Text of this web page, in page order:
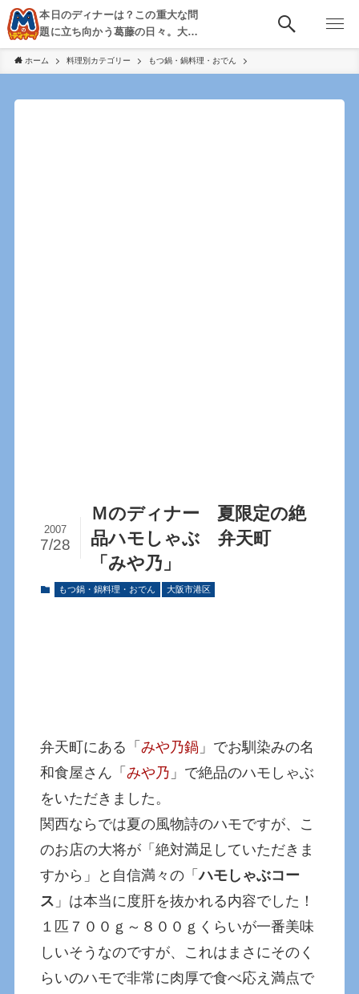
本日のディナーは？この重大な問
題に立ち向かう葛藤の日々。大
阪・京都・神戸を中心とした食べ
歩き、飲み歩きを綴る。
ホーム 料理別カテゴリー もつ鍋・鍋料理・おでん
Ｍのディナー 夏限定の絶
品ハモしゃぶ 弁天町
「みや乃」
2007
7/28
もつ鍋・鍋料理・おでん 大阪市港区
弁天町にある「みや乃鍋 」でお馴染みの名
和食屋さん「みや乃 」で絶品のハモしゃぶ
をいただきました。
関西ならでは夏の風物詩のハモですが、こ
のお店の大将が「絶対満足していただきま
すから」と自信満々の「ハモしゃぶコー
ス 」は本当に度肝を抜かれる内容でした！
１匹７００ｇ～８００ｇくらいが一番美味
しいそうなのですが、これはまさにそのく
らいのハモで非常に肉厚で食べ応え満点で